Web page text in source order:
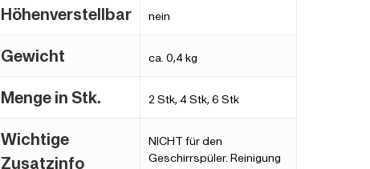
Höhenverstellbar nein
Gewicht ca. 0,4 kg
Menge in Stk. 2 Stk, 4 Stk, 6 Stk
Wichtige
Zusatzinfo
NICHT für den
Geschirrspüler. Reinigung